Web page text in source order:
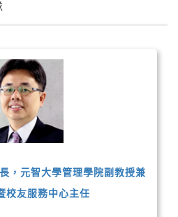
，元智大學管理學院副教授兼
校友服務中心主任